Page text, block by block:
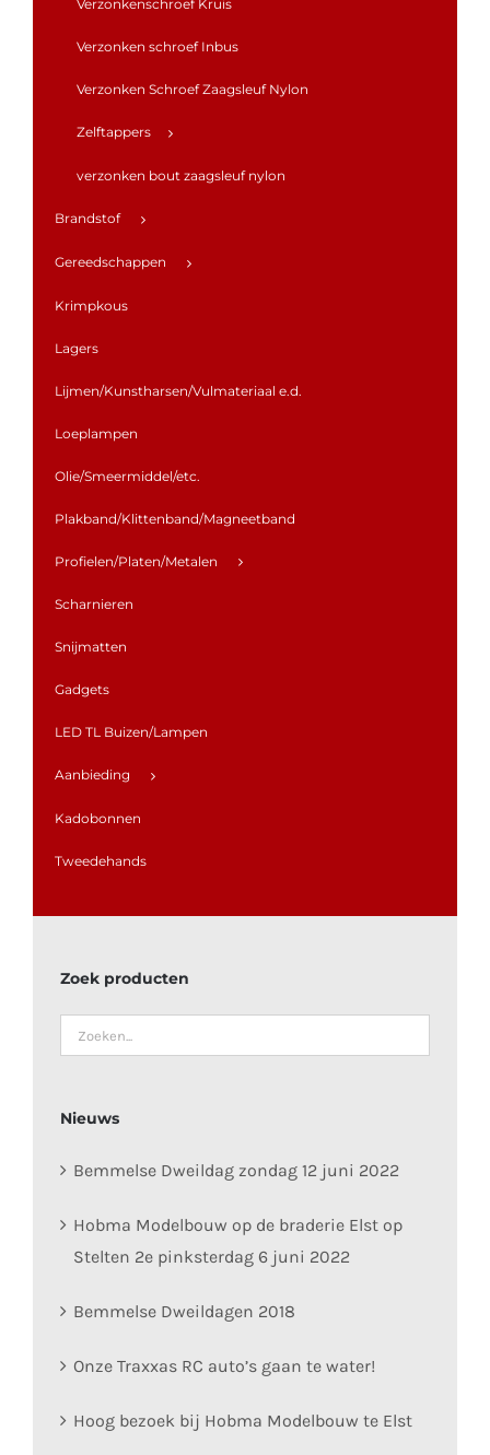
Verzonkenschroef Kruis
Verzonken schroef Inbus
Verzonken Schroef Zaagsleuf Nylon
Zelftappers
verzonken bout zaagsleuf nylon
Brandstof
Gereedschappen
Krimpkous
Lagers
Lijmen/Kunstharsen/Vulmateriaal e.d.
Loeplampen
Olie/Smeermiddel/etc.
Plakband/Klittenband/Magneetband
Profielen/Platen/Metalen
Scharnieren
Snijmatten
Gadgets
LED TL Buizen/Lampen
Aanbieding
Kadobonnen
Tweedehands
Zoek producten
Nieuws
Bemmelse Dweildag zondag 12 juni 2022
Hobma Modelbouw op de braderie Elst op
Stelten 2e pinksterdag 6 juni 2022
Bemmelse Dweildagen 2018
Onze Traxxas RC auto’s gaan te water!
Hoog bezoek bij Hobma Modelbouw te Elst